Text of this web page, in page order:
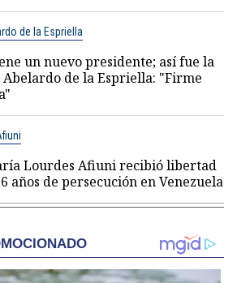
de la Espriella
un nuevo presidente; así fue la
Abelardo de la Espriella: "Firme
Lourdes Afiuni recibió libertad
años de persecución en Venezuela